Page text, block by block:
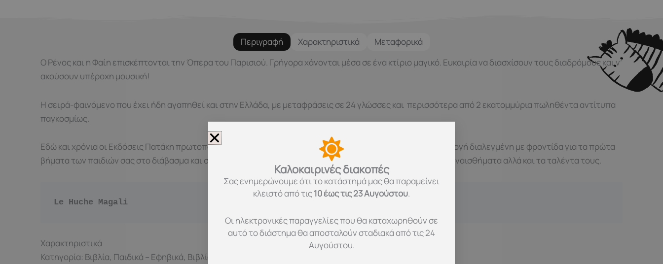
Περιγραφή Χαρακτηριστικά
Μεταφορικά
Ο Ρένος και η Φαίη επισκέπτονται την Όπερα του Παρισιού. Γρήγορα χάνονται μέσα σε ένα κτίριο μαγικό. Ευκαιρία να διασχίσουν τους διαδρόμους και ν’
ακούσουν υπέροχη μουσική!
Η σειρά-φαινόμενο που έχει ήδη αγαπηθεί και στην Ελλάδα, με μεταφράσεις σε 24 γλώσσες και περισσότερα από 2 εκατομμύρια πωληθέντα αντίτυπα
παγκοσμίως.
Εδώ και χρόνια οι Εκδόσεις Πατάκη πρωτοπορούν στην κατηγορία των ηχητικών βιβλίων με μια μεγάλη συλλογή διαλεγμένη με φροντίδα για τα πρώτα
βήματα των παιδιών σας στο διάβασμα και στη μουσική. Βιβλία που βοηθούν τα παιδιά να ξεδιπλώσουν τα συναισθήματα αλλά και τα ταλέντα τους.
Χαρακτηριστικά
Κατηγορία: Βιβλία, Παιδικά – Εφηβικά, Βιβλία για Μωρά & Μικρά Παιδιά, Ο Ρένος, Μουσική
Καλοκαιρινές διακοπές
Σας ενημερώνουμε ότι το κατάστημά μας θα παραμείνει
κλειστό από τις10 έως τις 23 Αυγούστου.
Οι ηλεκτρονικές παραγγελίες που θα καταχωρηθούν σε
αυτό το διάστημα θα αποσταλούν σταδιακά από τις 24
Αυγούστου.